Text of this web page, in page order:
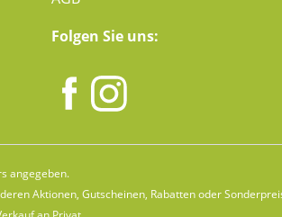
Folgen Sie uns:
angegeben.
Aktionen, Gutscheinen, Rabatten oder